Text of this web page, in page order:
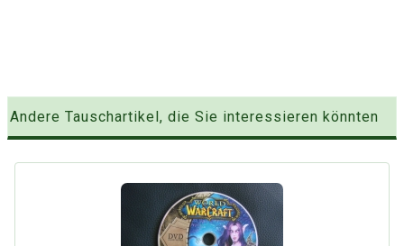
Andere Tauschartikel, die Sie interessieren könnten